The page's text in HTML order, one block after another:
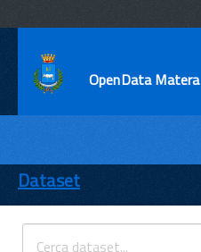
OpenData Matera
ENTI
TEMI
INFORMAZIONI
Dataset